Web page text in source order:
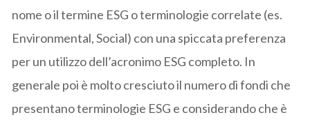
nome o il termine ESG o terminologie correlate (es.
Environmental, Social) con una spiccata preferenza
per un utilizzo dell’acronimo ESG completo. In
generale poi è molto cresciuto il numero di fondi che
presentano terminologie ESG e considerando che è